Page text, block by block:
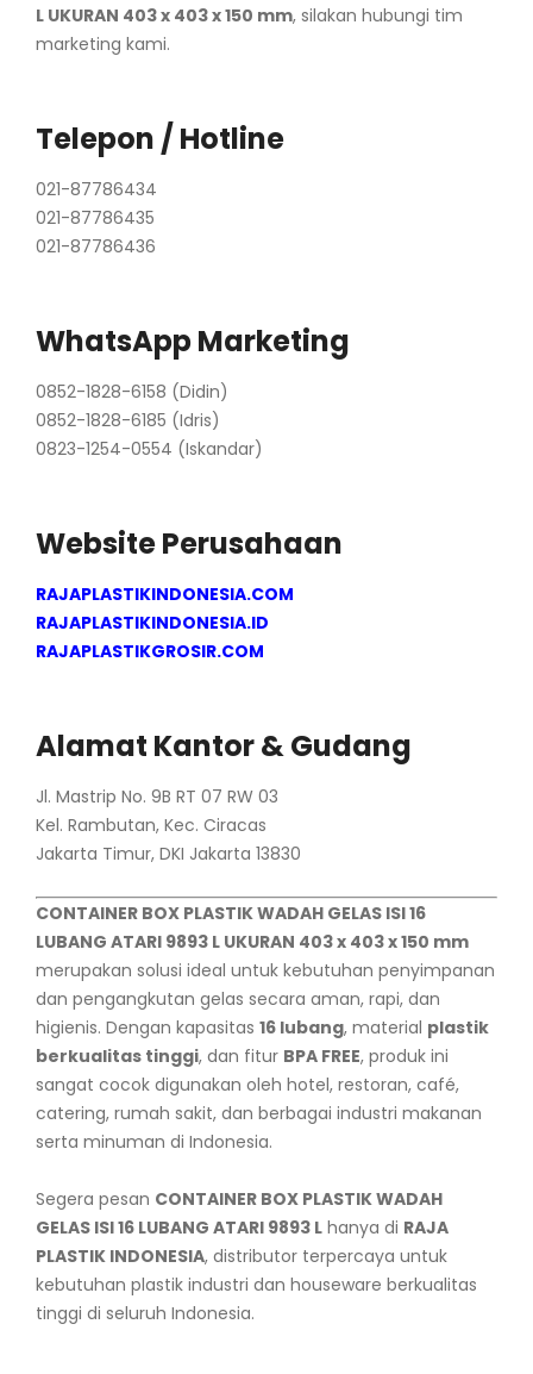
L UKURAN 403 x 403 x 150 mm, silakan hubungi tim
marketing kami.
Telepon / Hotline
021-87786434
021-87786435
021-87786436
WhatsApp Marketing
0852-1828-6158 (Didin)
0852-1828-6185 (Idris)
0823-1254-0554 (Iskandar)
Website Perusahaan
RAJAPLASTIKINDONESIA.COM
RAJAPLASTIKINDONESIA.ID
RAJAPLASTIKGROSIR.COM
Alamat Kantor & Gudang
Jl. Mastrip No. 9B RT 07 RW 03
Kel. Rambutan, Kec. Ciracas
Jakarta Timur, DKI Jakarta 13830
CONTAINER BOX PLASTIK WADAH GELAS ISI 16
LUBANG ATARI 9893 L UKURAN 403 x 403 x 150 mm
merupakan solusi ideal untuk kebutuhan penyimpanan
dan pengangkutan gelas secara aman, rapi, dan
higienis. Dengan kapasitas 16 lubang, material plastik
berkualitas tinggi, dan fitur BPA FREE, produk ini
sangat cocok digunakan oleh hotel, restoran, café,
catering, rumah sakit, dan berbagai industri makanan
serta minuman di Indonesia.
Segera pesan CONTAINER BOX PLASTIK WADAH
GELAS ISI 16 LUBANG ATARI 9893 L hanya di RAJA
PLASTIK INDONESIA, distributor terpercaya untuk
kebutuhan plastik industri dan houseware berkualitas
tinggi di seluruh Indonesia.